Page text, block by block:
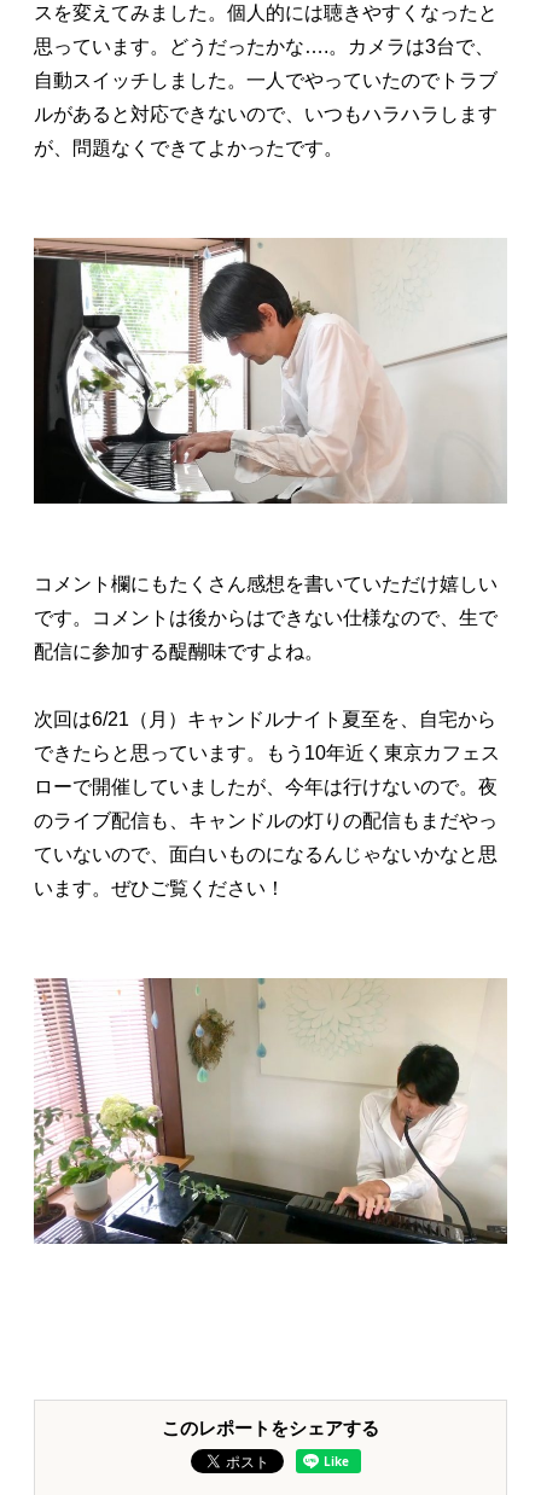
スを変えてみました。個人的には聴きやすくなったと
思っています。どうだったかな….。カメラは3台で、
自動スイッチしました。一人でやっていたのでトラブ
ルがあると対応できないので、いつもハラハラします
が、問題なくできてよかったです。
コメント欄にもたくさん感想を書いていただけ嬉しい
です。コメントは後からはできない仕様なので、生で
配信に参加する醍醐味ですよね。
次回は6/21（月）キャンドルナイト夏至を、自宅から
できたらと思っています。もう10年近く東京カフェス
ローで開催していましたが、今年は行けないので。夜
のライブ配信も、キャンドルの灯りの配信もまだやっ
ていないので、面白いものになるんじゃないかなと思
います。ぜひご覧ください！
このレポートをシェアする